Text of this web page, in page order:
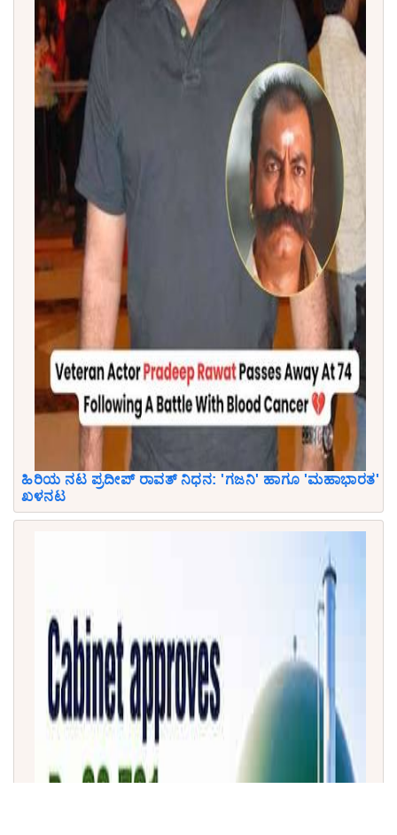
ಹಿರಿಯ ನಟ ಪ್ರದೀಪ್ ರಾವತ್ ನಿಧನ: 'ಗಜನಿ' ಹಾಗೂ 'ಮಹಾಭಾರತ'
ಖಳನಟ